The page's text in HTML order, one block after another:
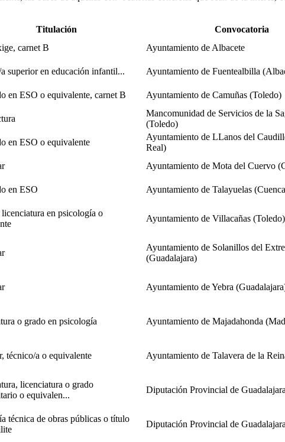
Titulación Convocatoria
carnet B Ayuntamiento de Albacete
superior en educación infantil... Ayuntamiento de Fuentealbilla
en ESO o equivalente, carnet B Ayuntamiento de Camuñas (Toledo)
Mancomunidad de Servicios de la
(Toledo)
en ESO o equivalente
Ayuntamiento de LLanos del
Real)
Ayuntamiento de Mota del Cuervo
en ESO Ayuntamiento de Talayuelas
en psicología o
Ayuntamiento de Villacañas (Toledo)
Ayuntamiento de Solanillos del
(Guadalajara)
Ayuntamiento de Yebra
o grado en psicología Ayuntamiento de Majadahonda
técnico/a o equivalente Ayuntamiento de Talavera de la
licenciatura o grado
o equivalen...
Diputación Provincial de
técnica de obras públicas o título
Diputación Provincial de